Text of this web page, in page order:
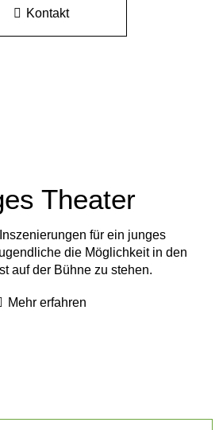
Kontakt
Theater
für ein junges
die Möglichkeit in den
auf der Bühne zu stehen.
Mehr erfahren